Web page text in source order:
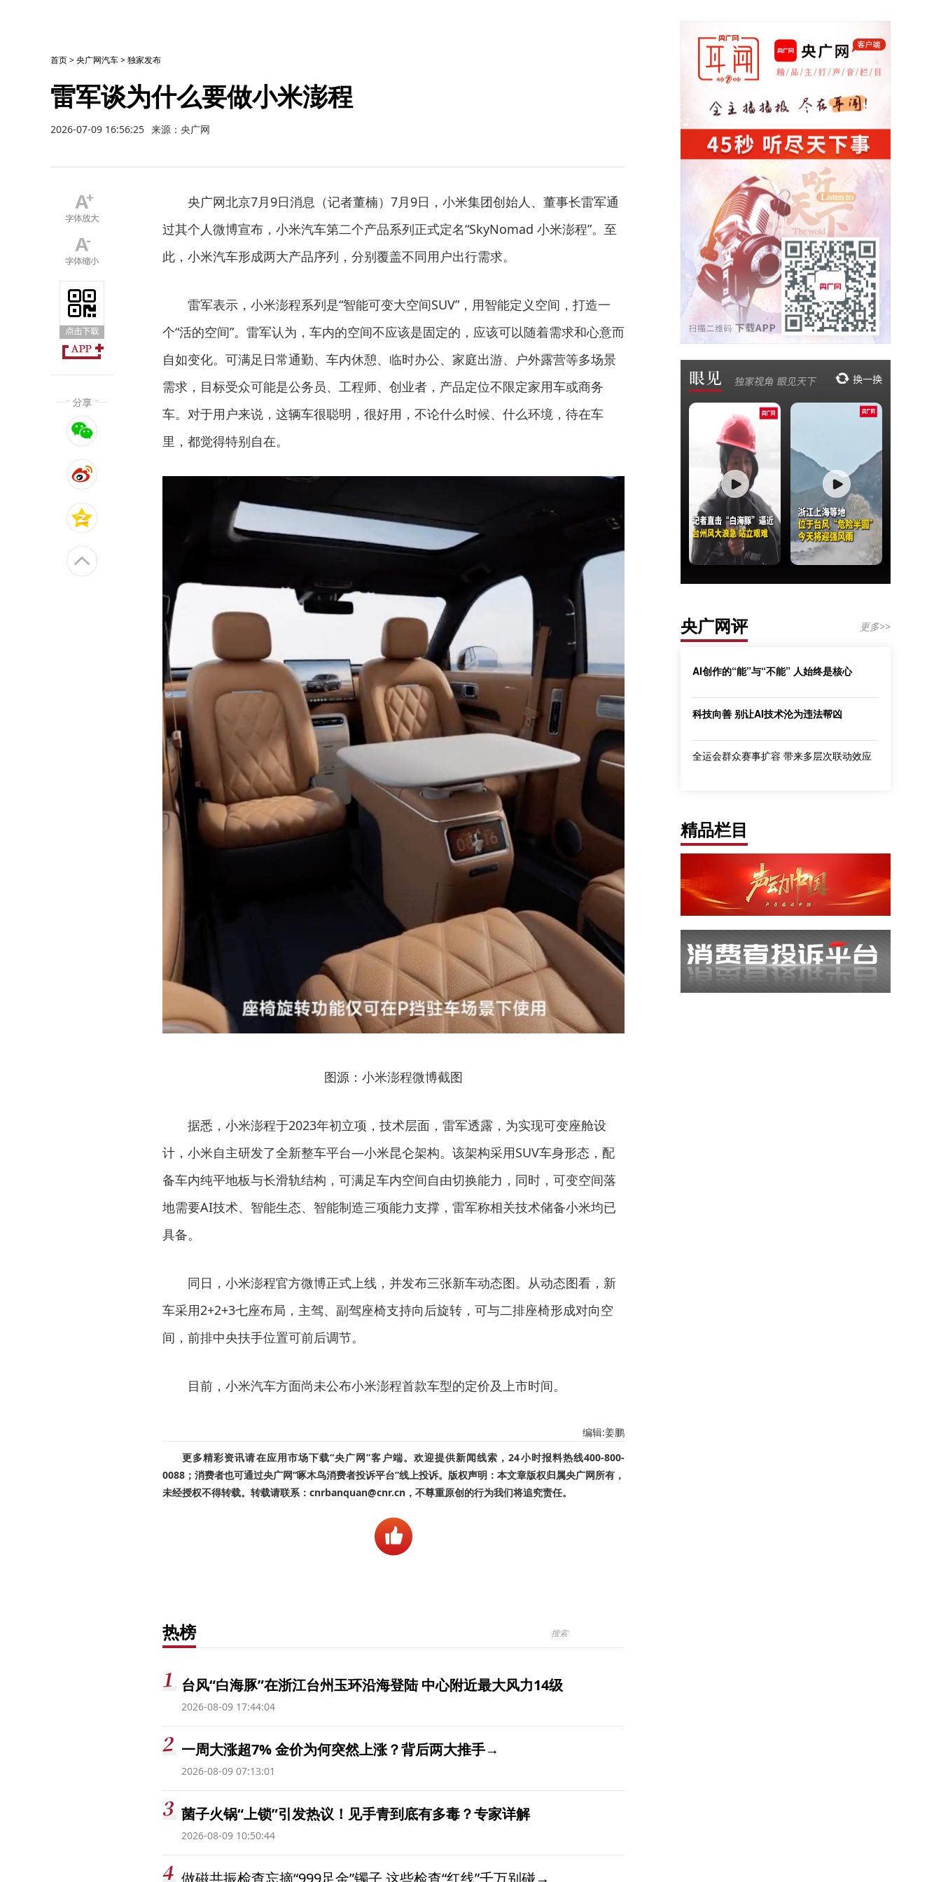
首页>央广网汽车>独家发布
雷军谈为什么要做小米澎程
2026-07-09 16:56:25 来源：央广网
央广网北京7月9日消息（记者董楠）7月9日，小米集团创始人、董事长雷军通
过其个人微博宣布，小米汽车第二个产品系列正式定名“SkyNomad 小米澎程”。至
此，小米汽车形成两大产品序列，分别覆盖不同用户出行需求。
雷军表示，小米澎程系列是“智能可变大空间SUV”，用智能定义空间，打造一
个“活的空间”。雷军认为，车内的空间不应该是固定的，应该可以随着需求和心意而
自如变化。可满足日常通勤、车内休憩、临时办公、家庭出游、户外露营等多场景
需求，目标受众可能是公务员、工程师、创业者，产品定位不限定家用车或商务
车。对于用户来说，这辆车很聪明，很好用，不论什么时候、什么环境，待在车
里，都觉得特别自在。
图源：小米澎程微博截图
据悉，小米澎程于2023年初立项，技术层面，雷军透露，为实现可变座舱设
计，小米自主研发了全新整车平台—小米昆仑架构。该架构采用SUV车身形态，配
备车内纯平地板与长滑轨结构，可满足车内空间自由切换能力，同时，可变空间落
地需要AI技术、智能生态、智能制造三项能力支撑，雷军称相关技术储备小米均已
具备。
同日，小米澎程官方微博正式上线，并发布三张新车动态图。从动态图看，新
车采用2+2+3七座布局，主驾、副驾座椅支持向后旋转，可与二排座椅形成对向空
间，前排中央扶手位置可前后调节。
目前，小米汽车方面尚未公布小米澎程首款车型的定价及上市时间。
编辑:姜鹏
更多精彩资讯请在应用市场下载“央广网”客户端。欢迎提供新闻线索，24小时报料热线400-800-
0088；消费者也可通过央广网“啄木鸟消费者投诉平台”线上投诉。版权声明：本文章版权归属央广网所有，
未经授权不得转载。转载请联系：cnrbanquan@cnr.cn，不尊重原创的行为我们将追究责任。
热榜
台风“白海豚”在浙江台州玉环沿海登陆 中心附近最大风力14级
2026-08-09 17:44:04
一周大涨超7% 金价为何突然上涨？背后两大推手→
2026-08-09 07:13:01
菌子火锅“上锁”引发热议！见手青到底有多毒？专家详解
2026-08-09 10:50:44
做磁共振检查忘摘“999足金”镯子 这些检查“红线”千万别碰→
央广网评 更多>>
AI创作的“能”与“不能” 人始终是核心
科技向善 别让AI技术沦为违法帮凶
全运会群众赛事扩容 带来多层次联动效应
精品栏目